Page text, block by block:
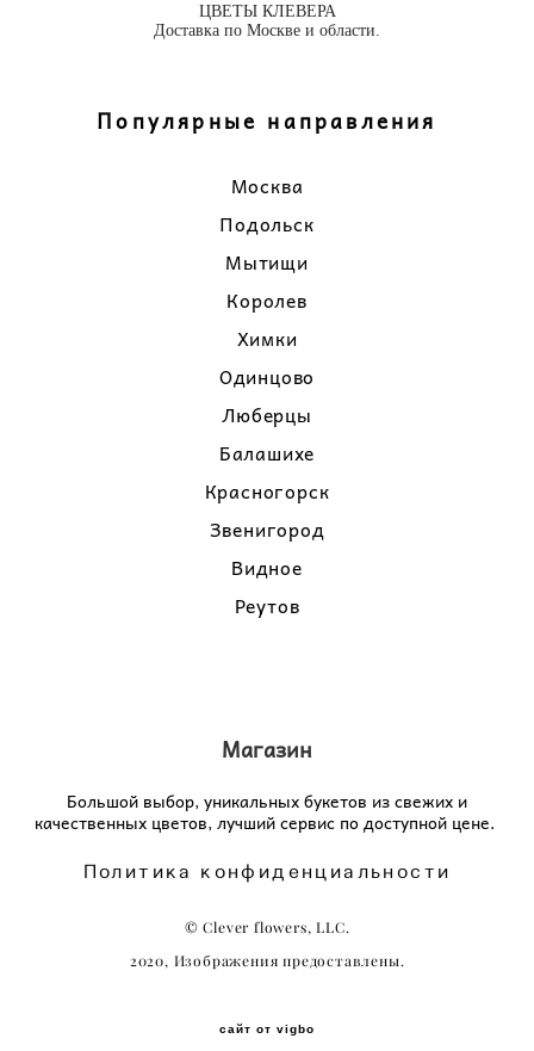
ЦВЕТЫ КЛЕВЕРА
Доставка по Москве и области.
Популярные направления
Москва
Подольск
Мытищи
Королев
Химки
Одинцово
Люберцы
Балашихе
Красногорск
Звенигород
Видное
Реутов
Магазин
Большой выбор, уникальных букетов из свежих и
качественных цветов, лучший сервис по доступной цене.
Политика конфиденциальности
© Сlever flowers, LLC.
2020, Изображения предоставлены.
сайт от vigbo